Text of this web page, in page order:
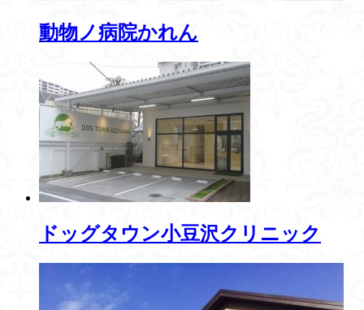
動物ノ病院かれん
ドッグタウン小豆沢クリニック